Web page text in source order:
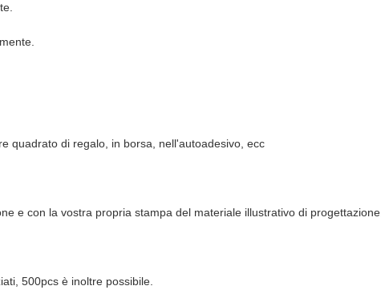
quadrato di regalo, in borsa, nell'autoadesivo, ecc
e con la vostra propria stampa del materiale illustrativo di progettazione.
500pcs è inoltre possibile.